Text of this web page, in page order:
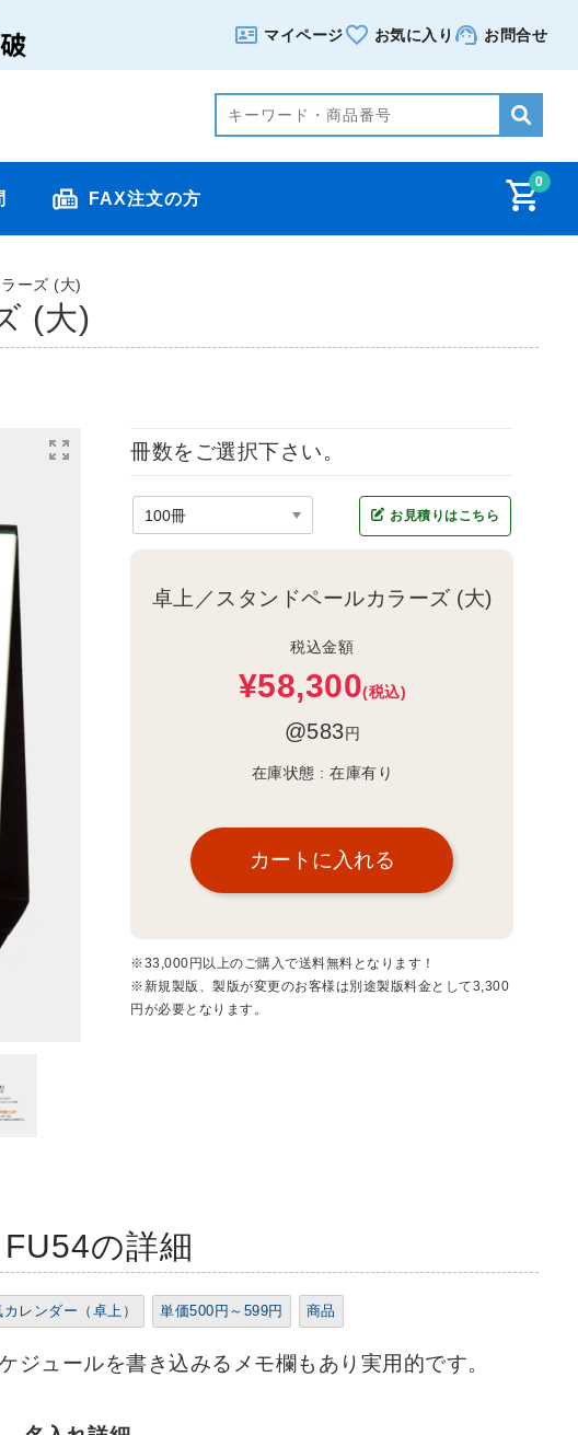
マイページ お気に入り お問合せ
0
FAX注文の方
ーズ (大)
(大)
冊数をご選択下さい。
お見積りはこちら
卓上／スタンドペールカラーズ (大)
税込金額
¥58,300(税込)
@583円
在庫状態 :在庫有り
※33,000円以上のご購入で送料無料となります！
※新規製版、製版が変更のお客様は別途製版料金として3,300
円が必要となります。
の詳細
カレンダー（卓上） 単価500円～599円 商品
ュールを書き込みるメモ欄もあり実用的です。